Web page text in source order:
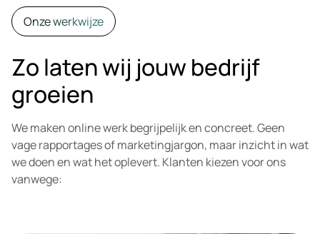
Onze werkwijze
Zo laten wij jouw bedrijf
groeien
We maken online werk begrijpelijk en concreet. Geen
vage rapportages of marketingjargon, maar inzicht in wat
we doen en wat het oplevert. Klanten kiezen voor ons
vanwege: